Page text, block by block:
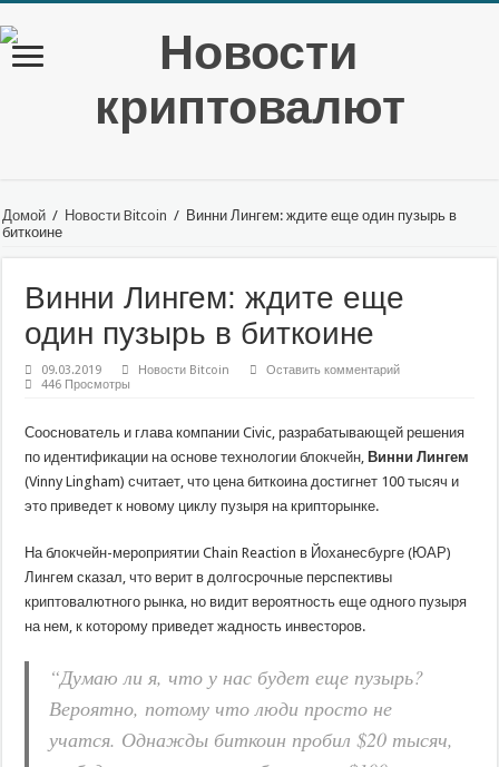
Домой / Новости Bitcoin / Винни Лингем: ждите еще один пузырь в
биткоине
Винни Лингем: ждите еще
один пузырь в биткоине
09.03.2019 Новости Bitcoin
Оставить комментарий
446 Просмотры
Сооснователь и глава компании Civic, разрабатывающей решения
по идентификации на основе технологии блокчейн, Винни Лингем
(Vinny Lingham) считает, что цена биткоина достигнет 100 тысяч и
это приведет к новому циклу пузыря на крипторынке.
На блокчейн-мероприятии Chain Reaction в Йоханесбурге (ЮАР)
Лингем сказал, что верит в долгосрочные перспективы
криптовалютного рынка, но видит вероятность еще одного пузыря
на нем, к которому приведет жадность инвесторов.
“Думаю ли я, что у нас будет еще пузырь?
Вероятно, потому что люди просто не
учатся. Однажды биткоин пробил $20 тысяч,